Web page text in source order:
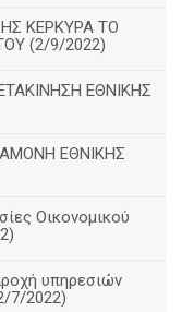
ΚΕΡΚΥΡΑ ΤΟ
(2/9/2022)
ΕΘΝΙΚΗΣ
ΕΘΝΙΚΗΣ
Οικονομικού
υπηρεσιών
7/2022)